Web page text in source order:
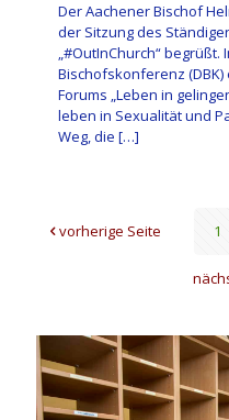
Der Aachener Bischof
der Sitzung des
„#OutInChurch“
Bischofskonferenz
Forums „Leben in
leben in Sexualität und
Weg, die […]
vorherige Seite 1